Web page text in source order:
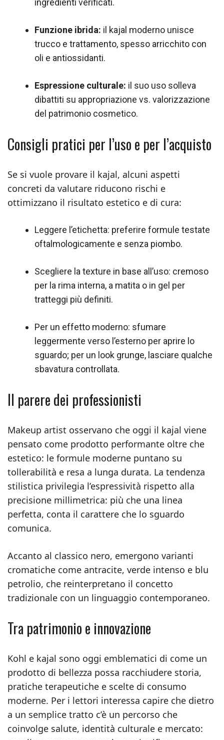
ingredienti verificati.
Funzione ibrida: il kajal moderno unisce
trucco e trattamento, spesso arricchito con
oli e antiossidanti.
Espressione culturale: il suo uso solleva
dibattiti su appropriazione vs. valorizzazione
del patrimonio cosmetico.
Consigli pratici per l’uso e per l’acquisto
Se si vuole provare il kajal, alcuni aspetti
concreti da valutare riducono rischi e
ottimizzano il risultato estetico e di cura:
Leggere l’etichetta: preferire formule testate
oftalmologicamente e senza piombo.
Scegliere la texture in base all’uso: cremoso
per la rima interna, a matita o in gel per
tratteggi più definiti.
Per un effetto moderno: sfumare
leggermente verso l’esterno per aprire lo
sguardo; per un look grunge, lasciare qualche
sbavatura controllata.
Il parere dei professionisti
Makeup artist osservano che oggi il kajal viene
pensato come prodotto performante oltre che
estetico: le formule moderne puntano su
tollerabilità e resa a lunga durata. La tendenza
stilistica privilegia l’espressività rispetto alla
precisione millimetrica: più che una linea
perfetta, conta il carattere che lo sguardo
comunica.
Accanto al classico nero, emergono varianti
cromatiche come antracite, verde intenso e blu
petrolio, che reinterpretano il concetto
tradizionale con un linguaggio contemporaneo.
Tra patrimonio e innovazione
Kohl e kajal sono oggi emblematici di come un
prodotto di bellezza possa racchiudere storia,
pratiche terapeutiche e scelte di consumo
moderne. Per i lettori interessa capire che dietro
a un semplice tratto c’è un percorso che
coinvolge salute, identità culturale e mercato: